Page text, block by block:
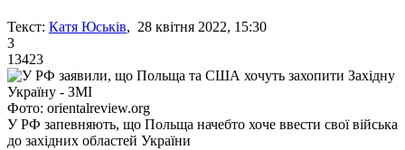
Текст: Катя Юськів, 28 квітня 2022, 15:30
3
13423
Фото: orientalreview.org
У РФ запевняють, що Польща начебто хоче ввести свої війська
до західних областей України